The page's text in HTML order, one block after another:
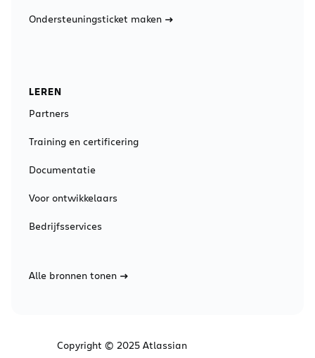
Ondersteuningsticket maken
LEREN
Partners
Training en certificering
Documentatie
Voor ontwikkelaars
Bedrijfsservices
Alle bronnen tonen
Copyright © 2025 Atlassian